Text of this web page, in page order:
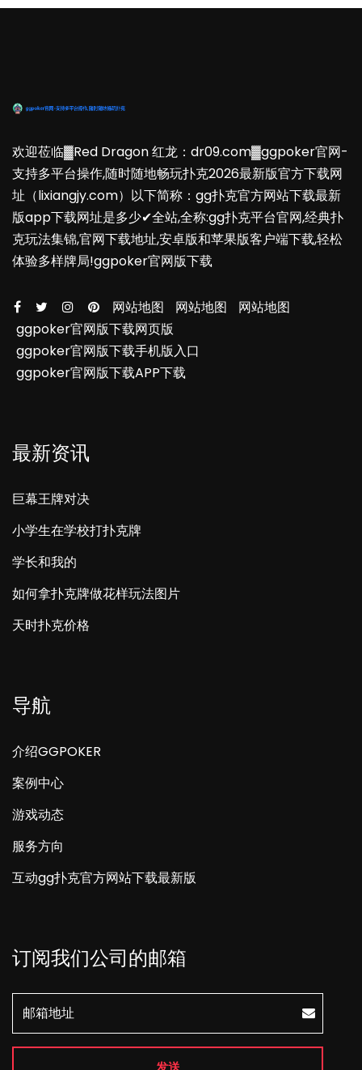
欢迎莅临▓Red Dragon 红龙：dr09.com▓ggpoker官网-
支持多平台操作,随时随地畅玩扑克2026最新版官方下载网
址（lixiangjy.com）以下简称：gg扑克官方网站下载最新
版app下载网址是多少✔全站,全称:gg扑克平台官网,经典扑
克玩法集锦,官网下载地址,安卓版和苹果版客户端下载,轻松
体验多样牌局!ggpoker官网版下载
网站地图 网站地图
网站地图
ggpoker官网版下载网页版
ggpoker官网版下载手机版入口
ggpoker官网版下载APP下载
最新资讯
巨幕王牌对决
小学生在学校打扑克牌
学长和我的
如何拿扑克牌做花样玩法图片
天时扑克价格
导航
介绍GGPOKER
案例中心
游戏动态
服务方向
互动gg扑克官方网站下载最新版
订阅我们公司的邮箱